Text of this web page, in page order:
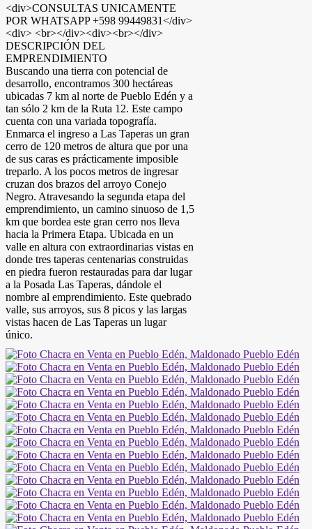
<div>CONSULTAS UNICAMENTE
POR WHATSAPP +598 99449831</div>
<div> <br></div><div><br></div>
DESCRIPCIÓN DEL
EMPRENDIMIENTO
Buscando una tierra con potencial de
desarrollo, encontramos 300 hectáreas
ubicadas 7 km al norte de Pueblo Edén y a
tan sólo 2 km de la Ruta 12. Este campo
cuenta con una variada topografía.
Enmarca el ingreso a Las Taperas un gran
cerro de 120 metros de altura que por una
de sus caras es prácticamente imposible
treparlo. A los pocos metros de ingresar
cruzan dos brazos del arroyo Conejo
Negro. Atravesando la segunda etapa del
emprendimiento, un camino sinuoso de 1,5
km que bordea este gran cerro nos lleva
hacia la Primera Etapa. Ubicada en un
valle en altura con extraordinarias vistas en
donde tres taperas centenarias construidas
en piedra fueron restauradas para dar lugar
a la Posada Las Taperas, dándole el
nombre al emprendimiento. Este quebrado
valle, sus arroyos, sus 8 picos y las largas
vistas hacen de Las Taperas un lugar
único.